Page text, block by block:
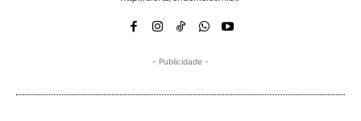
- Publicidade -